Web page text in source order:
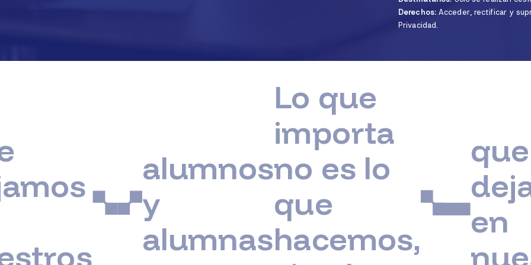
Derechos:Acceder, rectificar y
Privacidad.
alumnos
y
alumnas
Lo que
importa
no es lo
que
hacemos,
que
en